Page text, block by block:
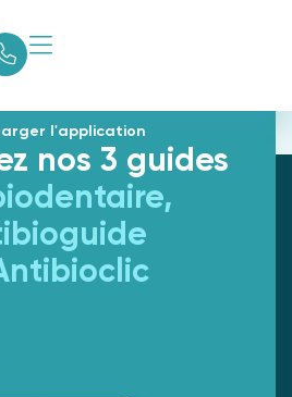
Mai 2026
l'application
nos 3 guides